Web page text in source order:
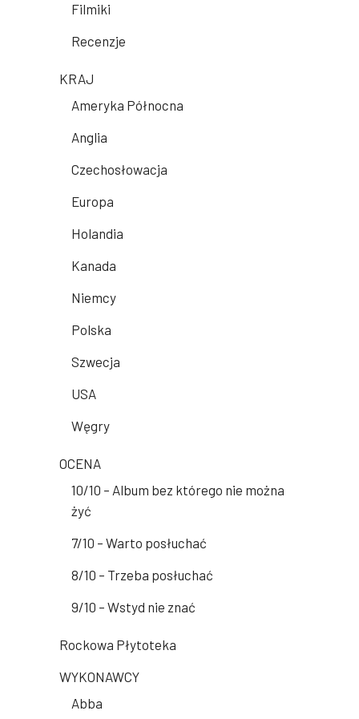
Filmiki
Recenzje
KRAJ
Ameryka Północna
Anglia
Czechosłowacja
Europa
Holandia
Kanada
Niemcy
Polska
Szwecja
USA
Węgry
OCENA
10/10 – Album bez którego nie można
żyć
7/10 – Warto posłuchać
8/10 – Trzeba posłuchać
9/10 – Wstyd nie znać
Rockowa Płytoteka
WYKONAWCY
Abba